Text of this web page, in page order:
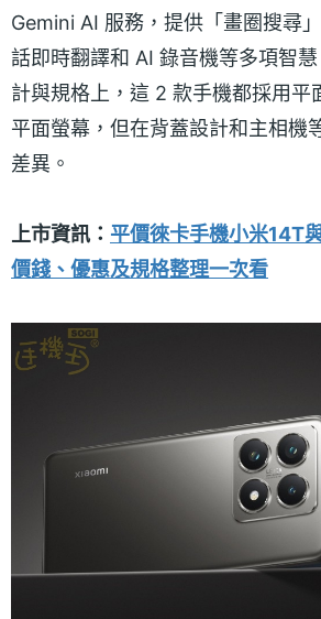
Gemini AI 服務，提供「畫圈搜尋
話即時翻譯和 AI 錄音機等多項智
計與規格上，這 2 款手機都採用平
平面螢幕，但在背蓋設計和主相機
差異。
上市資訊： 平價徠卡手機小米14T
價錢、優惠及規格整理一次看